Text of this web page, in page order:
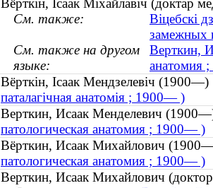
Вёрткін, Ісаак Міхайлавіч (доктар
См. также:
Віцебскі
замежных
См. также на другом
языке:
Верткин,
анатомия
Вёрткін, Ісаак Мендзелевіч
паталагічная анатомія ; 1900— )
Верткин, Исаак Менделевич
патологическая анатомия ; 1900— )
Вёрткин, Исаак Михайлович
патологическая анатомия ; 1900— )
Верткин, Исаак Михайлович